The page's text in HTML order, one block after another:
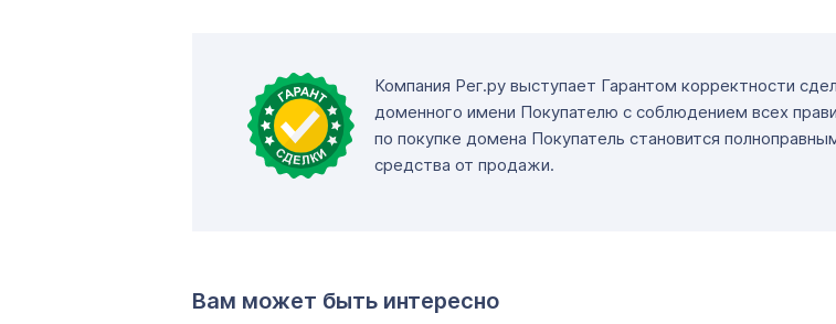
Компания Рег.ру выступает Гарантом корректности
доменного имени Покупателю с соблюдением всех
по покупке домена Покупатель становится
средства от продажи.
Вам может быть интересно